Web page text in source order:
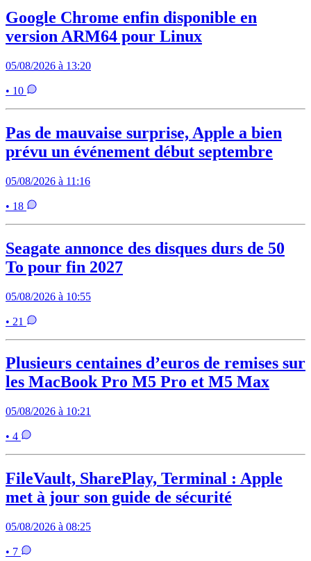
Google Chrome enfin disponible en
version ARM64 pour Linux
05/08/2026 à 13:20
• 10
Pas de mauvaise surprise, Apple a bien
prévu un événement début septembre
05/08/2026 à 11:16
• 18
Seagate annonce des disques durs de 50
To pour fin 2027
05/08/2026 à 10:55
• 21
Plusieurs centaines d’euros de remises sur
les MacBook Pro M5 Pro et M5 Max
05/08/2026 à 10:21
• 4
FileVault, SharePlay, Terminal : Apple
met à jour son guide de sécurité
05/08/2026 à 08:25
• 7